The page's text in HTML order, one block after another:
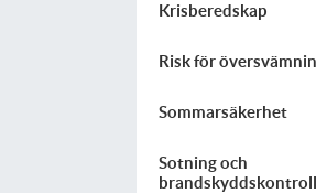
Krisberedskap
Risk för
Sommarsäkerhet
Sotning och
brandskyddskontroll